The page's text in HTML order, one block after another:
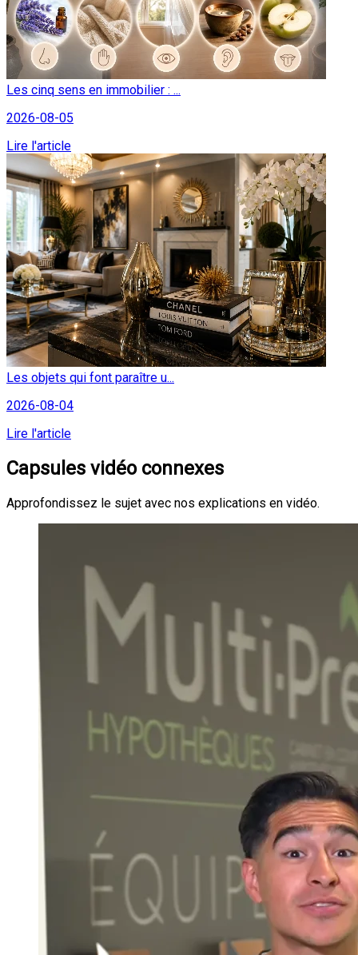
Les cinq sens en immobilier : ...
2026-08-05
Lire l'article
Les objets qui font paraître u...
2026-08-04
Lire l'article
Capsules vidéo connexes
Approfondissez le sujet avec nos explications en vidéo.